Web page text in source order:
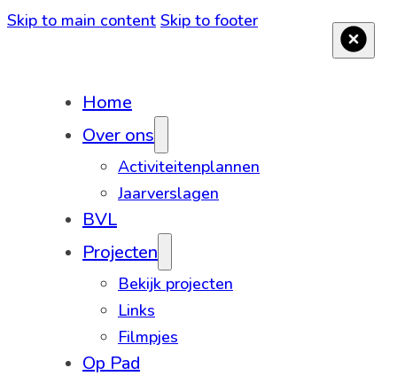
Skip to main content Skip to footer
Home
Over ons
Activiteitenplannen
Jaarverslagen
BVL
Projecten
Bekijk projecten
Links
Filmpjes
Op Pad